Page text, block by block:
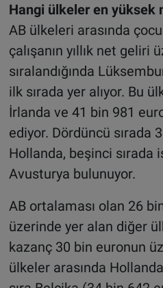
Hangi ülkeler en yüksek
AB ülkeleri arasında
çalışanın yıllık net geliri
sıralandığında
ilk sırada yer alıyor. Bu
İrlanda ve 41 bin 981
ediyor. Dördüncü sırada
Hollanda, beşinci sırada
Avusturya bulunuyor.
AB ortalaması olan 26
üzerinde yer alan diğer
kazanç 30 bin euronun
ülkeler arasında